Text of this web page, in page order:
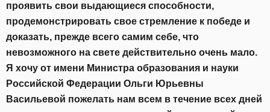
проявить свои выдающиеся способности,
продемонстрировать свое стремление к победе и
доказать, прежде всего самим себе, что
невозможного на свете действительно очень мало.
Я хочу от имени Министра образования и науки
Российской Федерации Ольги Юрьевны
Васильевой пожелать нам всем в течение всех дней